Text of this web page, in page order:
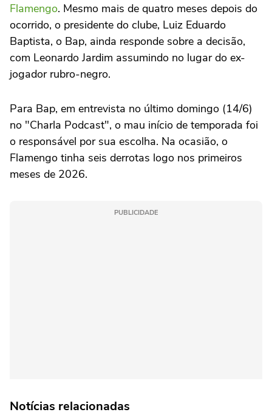
Flamengo. Mesmo mais de quatro meses depois do
ocorrido, o presidente do clube, Luiz Eduardo
Baptista, o Bap, ainda responde sobre a decisão,
com Leonardo Jardim assumindo no lugar do ex-
jogador rubro-negro.
Para Bap, em entrevista no último domingo (14/6)
no "Charla Podcast", o mau início de temporada foi
o responsável por sua escolha. Na ocasião, o
Flamengo tinha seis derrotas logo nos primeiros
meses de 2026.
PUBLICIDADE
Notícias relacionadas